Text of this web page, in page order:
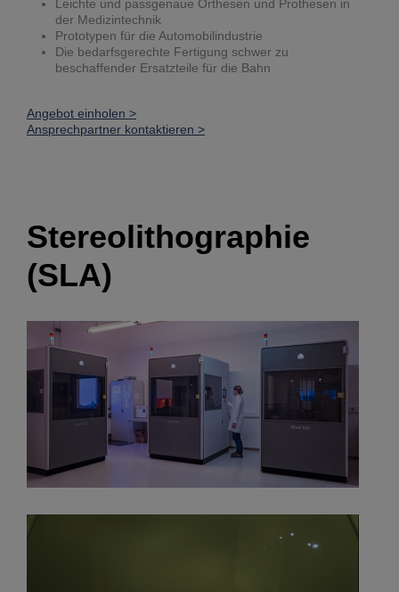
Leichte und passgenaue Orthesen und Prothesen in
der Medizintechnik
Prototypen für die Automobilindustrie
Die bedarfsgerechte Fertigung schwer zu
beschaffender Ersatzteile für die Bahn
Angebot einholen >
Ansprechpartner kontaktieren >
Stereolithographie
(SLA)